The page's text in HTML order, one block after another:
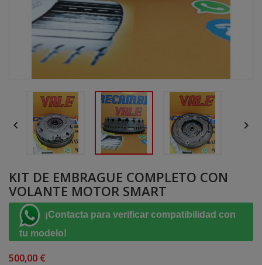
 
KIT DE EMBRAGUE COMPLETO CON
VOLANTE MOTOR SMART
¡Contacta para verificar compatibilidad con
tu modelo!
500,00 €